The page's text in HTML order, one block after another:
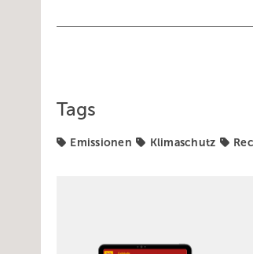
Tags
Emissionen Klimaschutz